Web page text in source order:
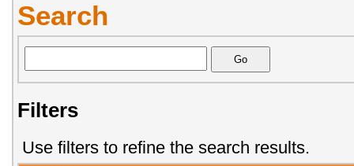
Search
Filters
Use filters to refine the search results.